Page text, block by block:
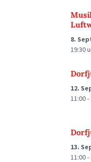
8.
19:30
12.
11:00 -
13.
11:00 -